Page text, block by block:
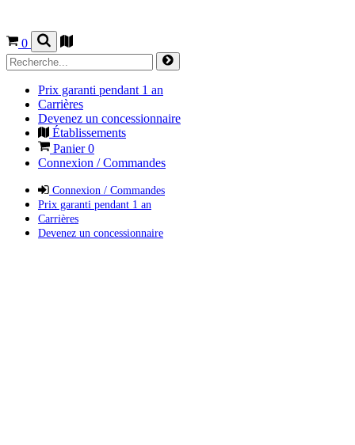
0
Prix garanti pendant 1 an
Carrières
Devenez un concessionnaire
Établissements
Panier0
Connexion / Commandes
Connexion / Commandes
Prix garanti pendant 1 an
Carrières
Devenez un concessionnaire